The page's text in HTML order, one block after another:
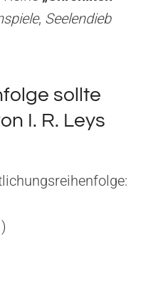
, Seelendieb
sollte
I. R. Leys